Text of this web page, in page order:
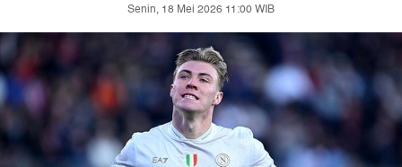
Senin, 18 Mei 2026 11:00 WIB